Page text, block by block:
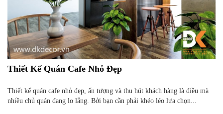
Thiết Kế Quán Cafe Nhỏ Đẹp
Thiết kế quán cafe nhỏ đẹp, ấn tượng và thu hút khách hàng là điều mà
nhiều chủ quán đang lo lắng. Bởi bạn cần phải khéo léo lựa chọn...